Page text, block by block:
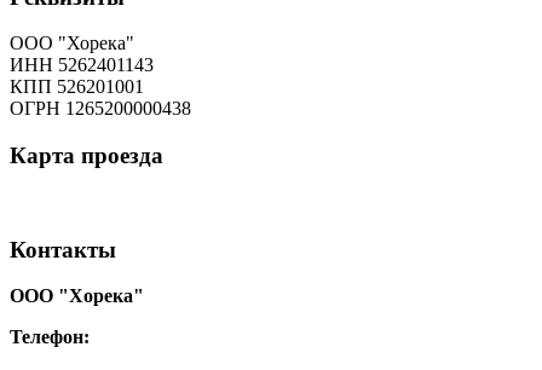
ООО "Хорека"
ИНН 5262401143
КПП 526201001
ОГРН 1265200000438
Карта проезда
Контакты
ООО "Хорека"
Телефон: